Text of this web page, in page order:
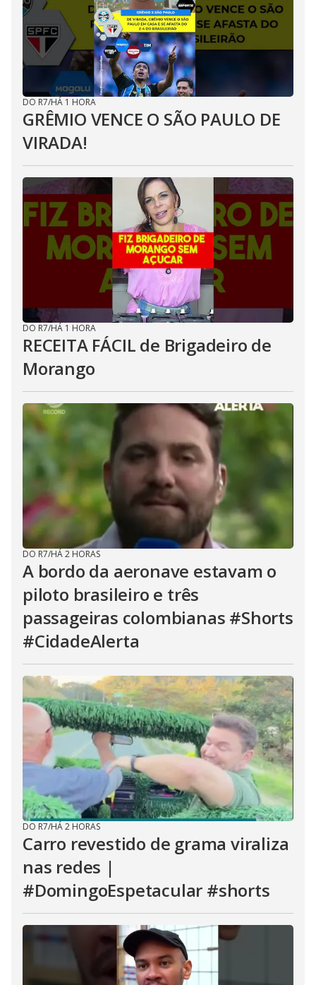
DO R7/HÁ 1 HORA
GRÊMIO VENCE O SÃO PAULO DE
VIRADA!
DO R7/HÁ 1 HORA
RECEITA FÁCIL de Brigadeiro de
Morango
DO R7/HÁ 2 HORAS
A bordo da aeronave estavam o
piloto brasileiro e três
passageiras colombianas #Shorts
#CidadeAlerta
DO R7/HÁ 2 HORAS
Carro revestido de grama viraliza
nas redes |
#DomingoEspetacular #shorts